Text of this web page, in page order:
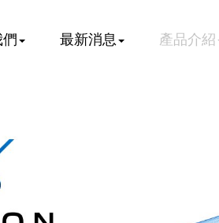
最新消息 產品介紹